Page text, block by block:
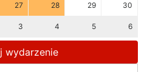
27 28 29 30
3 4 5 6
wydarzenie